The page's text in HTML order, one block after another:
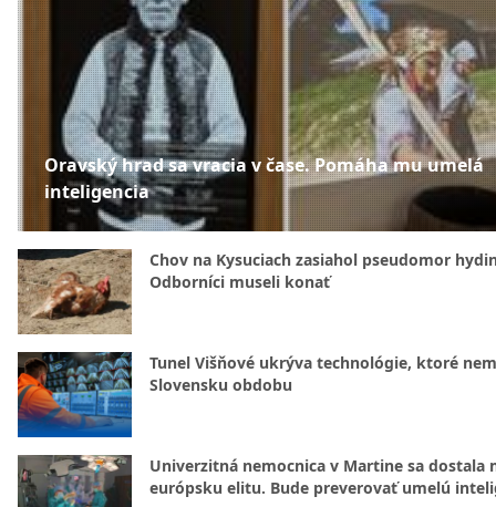
Oravský hrad sa vracia v čase. Pomáha mu umelá
inteligencia
Chov na Kysuciach zasiahol pseudomor
Odborníci museli konať
Tunel Višňové ukrýva technológie, ktoré
Slovensku obdobu
Univerzitná nemocnica v Martine sa dostala
európsku elitu. Bude preverovať umelú